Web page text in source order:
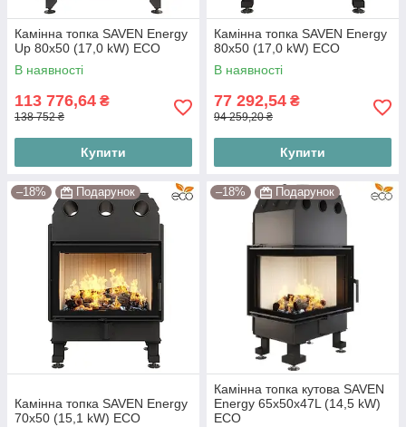
Камінна топка SAVEN Energy
Up 80х50 (17,0 kW) ECO
В наявності
113 776,64 ₴
138 752 ₴
Купити
Камінна топка SAVEN Energy
80х50 (17,0 kW) ECO
В наявності
77 292,54 ₴
94 259,20 ₴
Купити
–18% Подарунок
Камінна топка SAVEN Energy
70х50 (15,1 kW) ECO
–18% Подарунок
Камінна топка кутова SAVEN
Energy 65х50х47L (14,5 kW)
ECO